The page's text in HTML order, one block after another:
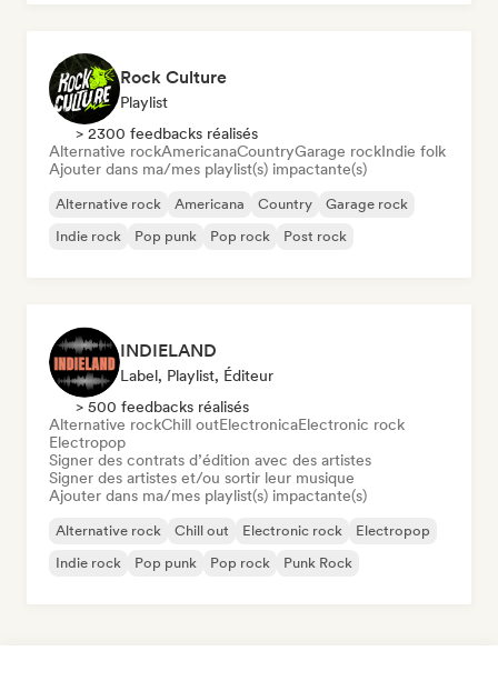
Rock Culture
Playlist
> 2300 feedbacks réalisés
Alternative rockAmericanaCountryGarage rockIndie folk
Ajouter dans ma/mes playlist(s) impactante(s)
Alternative rock Americana Country
Garage rock
Indie rock
Pop punk Pop rock Post rock
INDIELAND
Label, Playlist, Éditeur
> 500 feedbacks réalisés
Alternative rockChill outElectronicaElectronic rock
Electropop
Signer des contrats d’édition avec des artistes
Signer des artistes et/ou sortir leur musique
Ajouter dans ma/mes playlist(s) impactante(s)
Alternative rock Chill out Electronic rock
Electropop
Indie rock
Pop punk Pop rock Punk Rock